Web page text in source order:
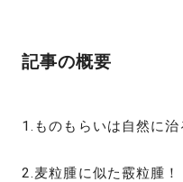
記事の概要
1.ものもらいは自然に
2.麦粒腫に似た霰粒腫！